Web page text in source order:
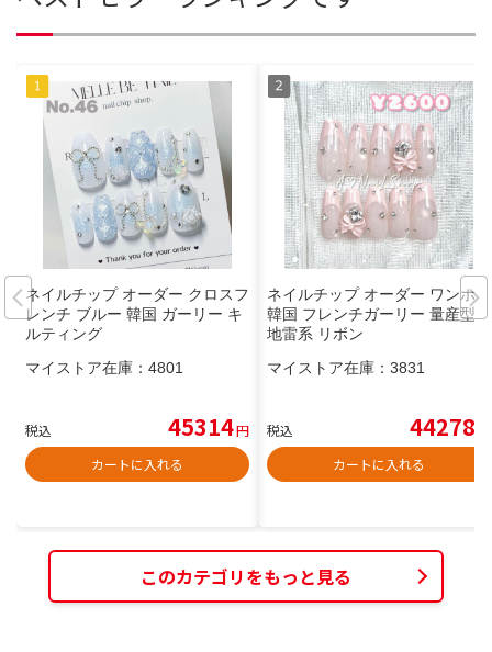
ネイルチップ オーダー クロスフ
レンチ ブルー 韓国 ガーリー キ
ルティング
マイストア在庫： 4801
税込 45314円
カートに入れる
ネイルチップ オーダー ワンホン
韓国 フレンチガーリー 量産型
地雷系 リボン
マイストア在庫： 3831
税込 44278
カートに入れる
このカテゴリをもっと見る